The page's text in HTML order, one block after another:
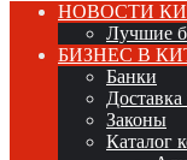
НОВОСТИ
Лучшие
БИЗНЕС В
Банки
Законы
Каталог